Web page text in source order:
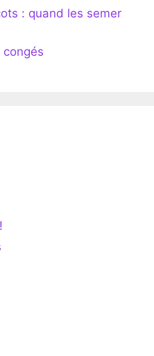
: quand les semer
congés